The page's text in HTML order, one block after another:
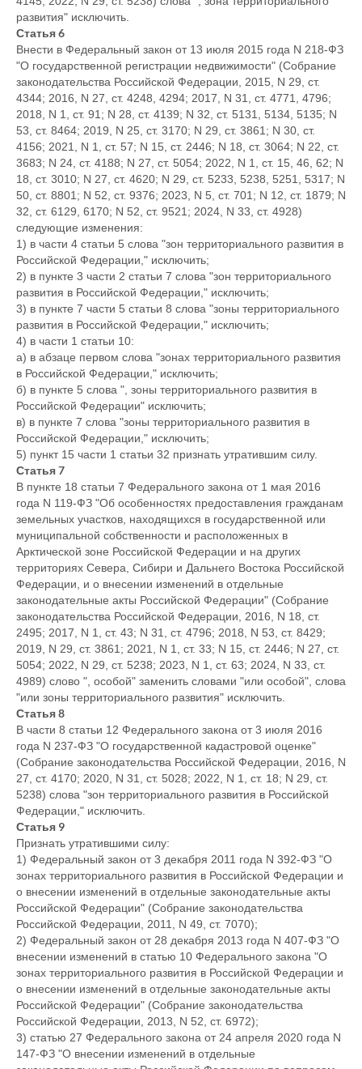
развития" исключить.
Статья 6
Внести в Федеральный закон от 13 июля 2015 года N 218-ФЗ
"О государственной регистрации недвижимости" (Собрание
законодательства Российской Федерации, 2015, N 29, ст.
4344; 2016, N 27, ст. 4248, 4294; 2017, N 31, ст. 4771, 4796;
2018, N 1, ст. 91; N 28, ст. 4139; N 32, ст. 5131, 5134, 5135; N
53, ст. 8464; 2019, N 25, ст. 3170; N 29, ст. 3861; N 30, ст.
4156; 2021, N 1, ст. 57; N 15, ст. 2446; N 18, ст. 3064; N 22, ст.
3683; N 24, ст. 4188; N 27, ст. 5054; 2022, N 1, ст. 15, 46, 62; N
18, ст. 3010; N 27, ст. 4620; N 29, ст. 5233, 5238, 5251, 5317; N
50, ст. 8801; N 52, ст. 9376; 2023, N 5, ст. 701; N 12, ст. 1879; N
32, ст. 6129, 6170; N 52, ст. 9521; 2024, N 33, ст. 4928)
следующие изменения:
1) в части 4 статьи 5 слова "зон территориального развития в
Российской Федерации," исключить;
2) в пункте 3 части 2 статьи 7 слова "зон территориального
развития в Российской Федерации," исключить;
3) в пункте 7 части 5 статьи 8 слова "зоны территориального
развития в Российской Федерации," исключить;
4) в части 1 статьи 10:
а) в абзаце первом слова "зонах территориального развития
в Российской Федерации," исключить;
б) в пункте 5 слова ", зоны территориального развития в
Российской Федерации" исключить;
в) в пункте 7 слова "зоны территориального развития в
Российской Федерации," исключить;
5) пункт 15 части 1 статьи 32 признать утратившим силу.
Статья 7
В пункте 18 статьи 7 Федерального закона от 1 мая 2016
года N 119-ФЗ "Об особенностях предоставления гражданам
земельных участков, находящихся в государственной или
муниципальной собственности и расположенных в
Арктической зоне Российской Федерации и на других
территориях Севера, Сибири и Дальнего Востока Российской
Федерации, и о внесении изменений в отдельные
законодательные акты Российской Федерации" (Собрание
законодательства Российской Федерации, 2016, N 18, ст.
2495; 2017, N 1, ст. 43; N 31, ст. 4796; 2018, N 53, ст. 8429;
2019, N 29, ст. 3861; 2021, N 1, ст. 33; N 15, ст. 2446; N 27, ст.
5054; 2022, N 29, ст. 5238; 2023, N 1, ст. 63; 2024, N 33, ст.
4989) слово ", особой" заменить словами "или особой", слова
"или зоны территориального развития" исключить.
Статья 8
В части 8 статьи 12 Федерального закона от 3 июля 2016
года N 237-ФЗ "О государственной кадастровой оценке"
(Собрание законодательства Российской Федерации, 2016, N
27, ст. 4170; 2020, N 31, ст. 5028; 2022, N 1, ст. 18; N 29, ст.
5238) слова "зон территориального развития в Российской
Федерации," исключить.
Статья 9
Признать утратившими силу:
1) Федеральный закон от 3 декабря 2011 года N 392-ФЗ "О
зонах территориального развития в Российской Федерации и
о внесении изменений в отдельные законодательные акты
Российской Федерации" (Собрание законодательства
Российской Федерации, 2011, N 49, ст. 7070);
2) Федеральный закон от 28 декабря 2013 года N 407-ФЗ "О
внесении изменений в статью 10 Федерального закона "О
зонах территориального развития в Российской Федерации и
о внесении изменений в отдельные законодательные акты
Российской Федерации" (Собрание законодательства
Российской Федерации, 2013, N 52, ст. 6972);
3) статью 27 Федерального закона от 24 апреля 2020 года N
147-ФЗ "О внесении изменений в отдельные